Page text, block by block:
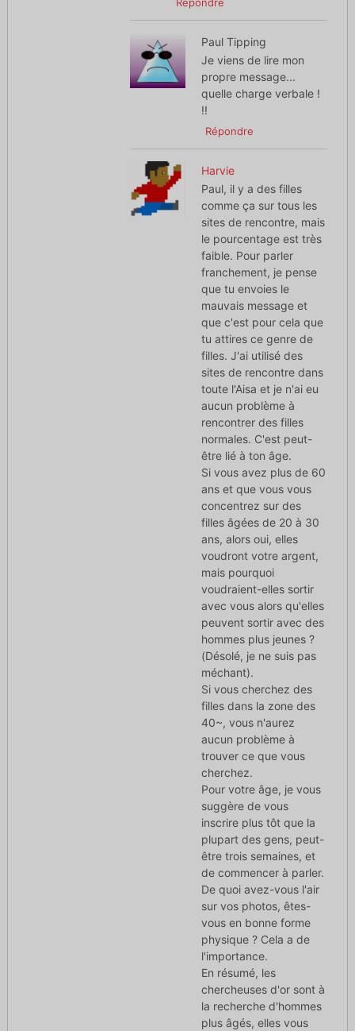
Paul Tipping
Je viens de lire mon
propre message...
quelle charge verbale !
!!
Répondre
Harvie
Paul, il y a des filles
comme ça sur tous les
sites de rencontre, mais
le pourcentage est très
faible. Pour parler
franchement, je pense
que tu envoies le
mauvais message et
que c'est pour cela que
tu attires ce genre de
filles. J'ai utilisé des
sites de rencontre dans
toute l'Aisa et je n'ai eu
aucun problème à
rencontrer des filles
normales. C'est peut-
être lié à ton âge.
Si vous avez plus de 60
ans et que vous vous
concentrez sur des
filles âgées de 20 à 30
ans, alors oui, elles
voudront votre argent,
mais pourquoi
voudraient-elles sortir
avec vous alors qu'elles
peuvent sortir avec des
hommes plus jeunes ?
(Désolé, je ne suis pas
méchant).
Si vous cherchez des
filles dans la zone des
40~, vous n'aurez
aucun problème à
trouver ce que vous
cherchez.
Pour votre âge, je vous
suggère de vous
inscrire plus tôt que la
plupart des gens, peut-
être trois semaines, et
de commencer à parler.
De quoi avez-vous l'air
sur vos photos, êtes-
vous en bonne forme
physique ? Cela a de
l'importance.
En résumé, les
chercheuses d'or sont à
la recherche d'hommes
plus âgés, elles vous